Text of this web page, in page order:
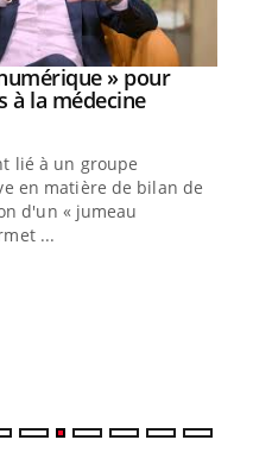
» pour
à la médecine
lié à un groupe
en matière de bilan de
d'un « jumeau
...